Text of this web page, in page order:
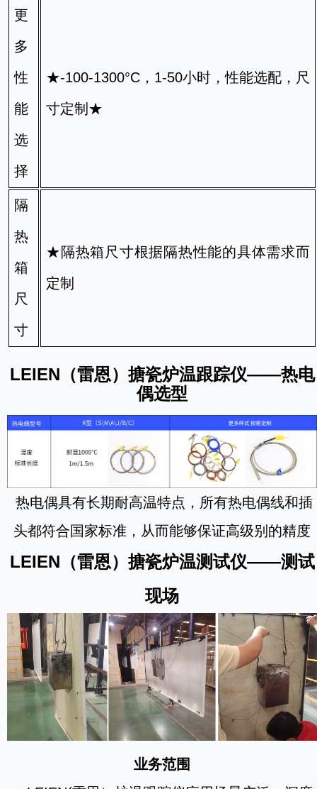
更
多
性
能
选
择
★-100-1300°C，1-50小时，性能选配，尺
寸定制★
隔
热
箱
尺
寸
★隔热箱尺寸根据隔热性能的具体需求而
定制
LEIEN（雷恩）搪瓷炉温跟踪仪——热电
偶选型
热电偶具有长期耐高温特点，所有热电偶线和插
头都符合国家标准，从而能够保证高级别的精度
LEIEN（雷恩）搪瓷炉温测试仪——测试
现场
业务范围